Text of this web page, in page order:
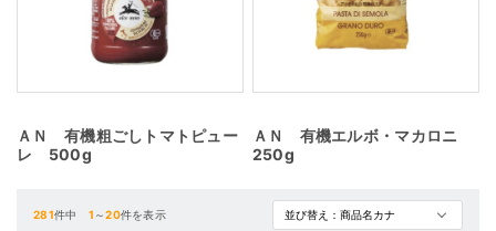
ＡＮ 有機粗ごしトマトピュー
レ 500g
ＡＮ 有機エルボ・マカロニ
250g
281件中 1 ～20件を表示